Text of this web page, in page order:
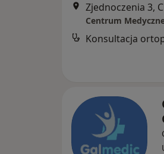
Zjednoczenia 3,
Centrum
Konsultacja